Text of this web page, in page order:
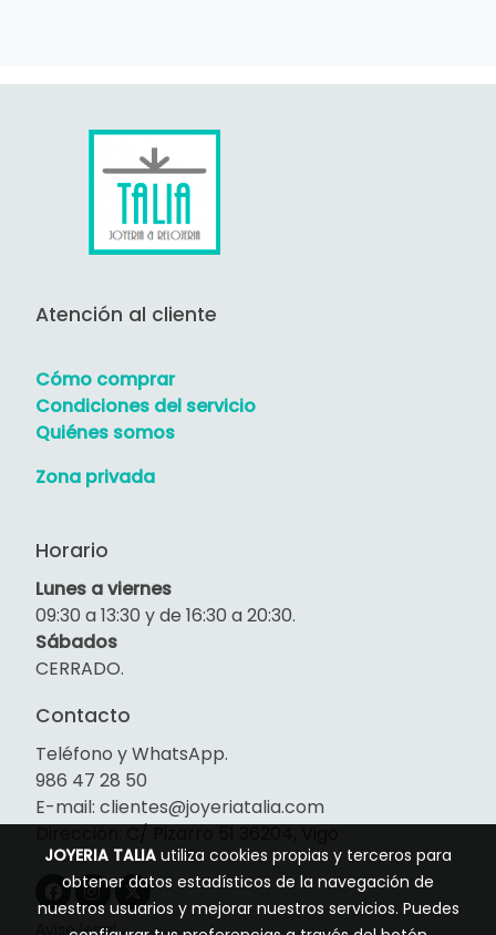
Atención al cliente
Cómo comprar
Condiciones del servicio
Quiénes somos
Zona privada
Horario
Lunes a viernes
09:30 a 13:30 y de 16:30 a 20:30.
Sábados
CERRADO.
Contacto
Teléfono y WhatsApp.
986 47 28 50
E-mail: clientes@joyeriatalia.com
Aviso legal
JOYERIA TALIA utiliza cookies propias y terceros para
obtener datos estadísticos de la navegación de
nuestros usuarios y mejorar nuestros servicios. Puedes